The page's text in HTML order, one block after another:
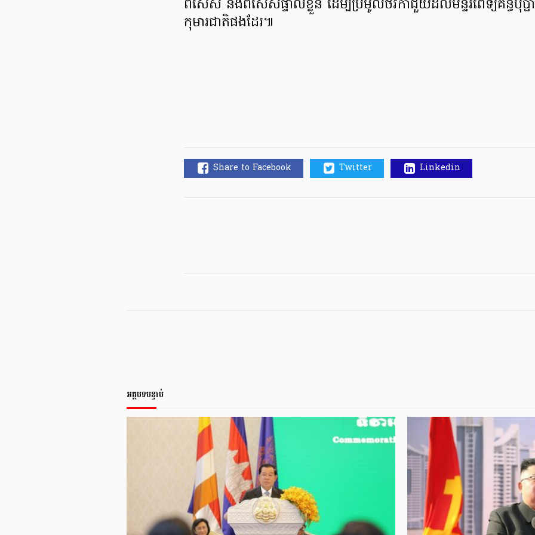
ពិសេស និងពិសេសផ្ទាល់ខ្លួន ដើម្បីប្រមូលថវិកាជួយដល់មន្ទីរពេទ្យគន្ធបុប្ផា
កុមារជាតិផងដែរ៕
Share to Facebook Twitter Linkedin
អត្ថបទបន្ទាប់